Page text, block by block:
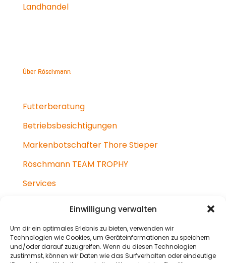
Einwilligung verwalten
Um dir ein optimales Erlebnis zu bieten, verwenden wir
Technologien wie Cookies, um Geräteinformationen zu speichern
und/oder darauf zuzugreifen. Wenn du diesen Technologien
zustimmst, können wir Daten wie das Surfverhalten oder eindeutige
Landhandel
Über Röschmann
Futterberatung
Betriebsbesichtigungen
Markenbotschafter Thore Stieper
Röschmann TEAM TROPHY
Services